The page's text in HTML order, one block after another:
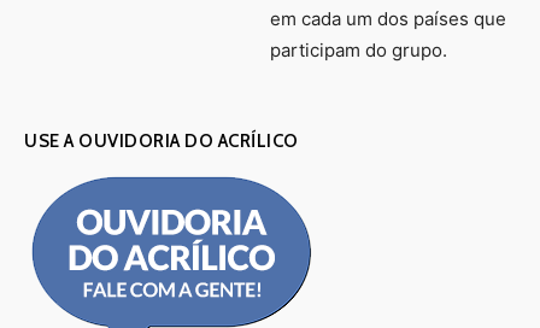
em cada um dos países que
participam do grupo.
USE A OUVIDORIA DO ACRÍLICO